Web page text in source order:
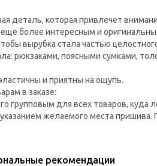
деталь, которая привлечет
более интересным и
вырубка стала частью
рюкзаками, поясными сумками,
и приятны на ощупь.
в заказе:
групповым для всех товаров, куда
желаемого места
рекомендации